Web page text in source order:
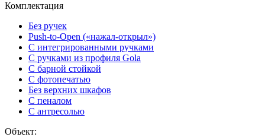
Комплектация
Без ручек
Push-to-Open («нажал-открыл»)
С интегрированными ручками
С ручками из профиля Gola
С барной стойкой
С фотопечатью
Без верхних шкафов
С пеналом
С антресолью
Объект: